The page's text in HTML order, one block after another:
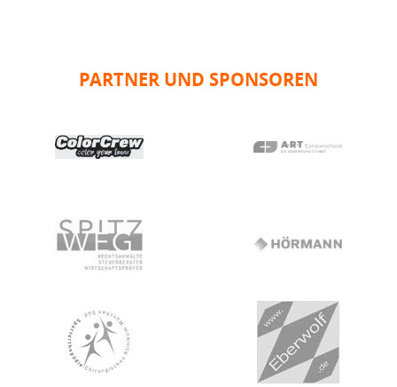
PARTNER UND SPONSOREN